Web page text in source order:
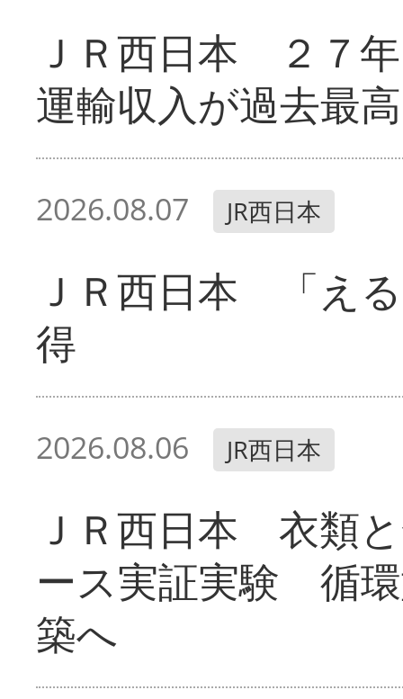
ＪＲ西日本 ２７
運輸収入が過去最高
2026.08.07 JR西日本
ＪＲ西日本 「え
得
2026.08.06 JR西日本
ＪＲ西日本 衣類
ース実証実験 循
築へ